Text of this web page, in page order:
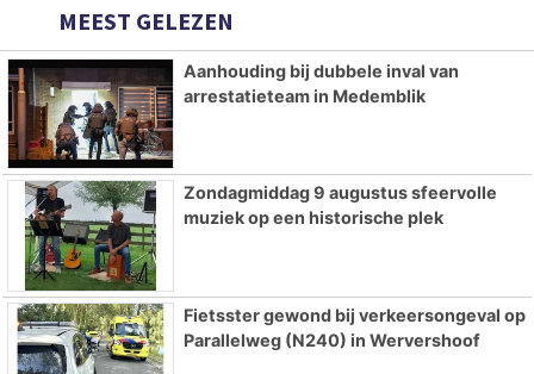
MEEST GELEZEN
Aanhouding bij dubbele inval van
arrestatieteam in Medemblik
Zondagmiddag 9 augustus sfeervolle
muziek op een historische plek
Fietsster gewond bij verkeersongeval op
Parallelweg (N240) in Wervershoof